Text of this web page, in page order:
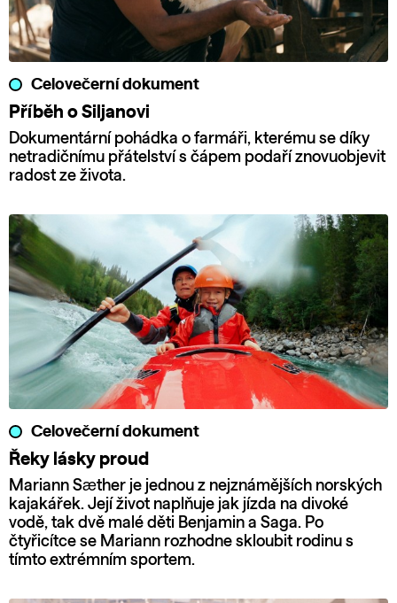
Celovečerní dokument
Příběh o Siljanovi
Dokumentární pohádka o farmáři, kterému se díky
netradičnímu přátelství s čápem podaří znovuobjevit
radost ze života.
Celovečerní dokument
Řeky lásky proud
Mariann Sæther je jednou z nejznámějších norských
kajakářek. Její život naplňuje jak jízda na divoké
vodě, tak dvě malé děti Benjamin a Saga. Po
čtyřicítce se Mariann rozhodne skloubit rodinu s
tímto extrémním sportem.